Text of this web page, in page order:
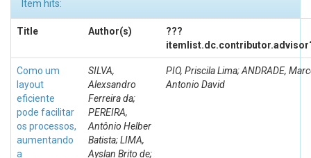
Item hits:
Title Author(s)
???
Como um
layout
eficiente
pode facilitar
os processos,
aumentando
a
SILVA,
Alexsandro
Ferreira da;
PEREIRA,
Antônio Helber
Batista; LIMA,
Ayslan Brito de;
PIO, Priscila Lima; ANDRADE,
Antonio David